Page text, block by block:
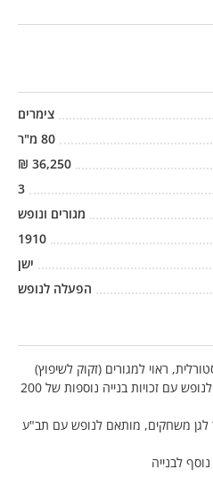
צימרים
80 מ"ר
36,250
₪
3
מגורים ונופש
1910
ישן
הפעלה לנופש
ראוי למגורים (זקוק לשיפוץ)
חשמל תלת פאזי, השקעה מותאם לנופש עם זכויות בנייה נוספות של 200
423 מ"ר, צמוד לגן משחקים, מותאם לנופש עם תב"ע
לבנייה